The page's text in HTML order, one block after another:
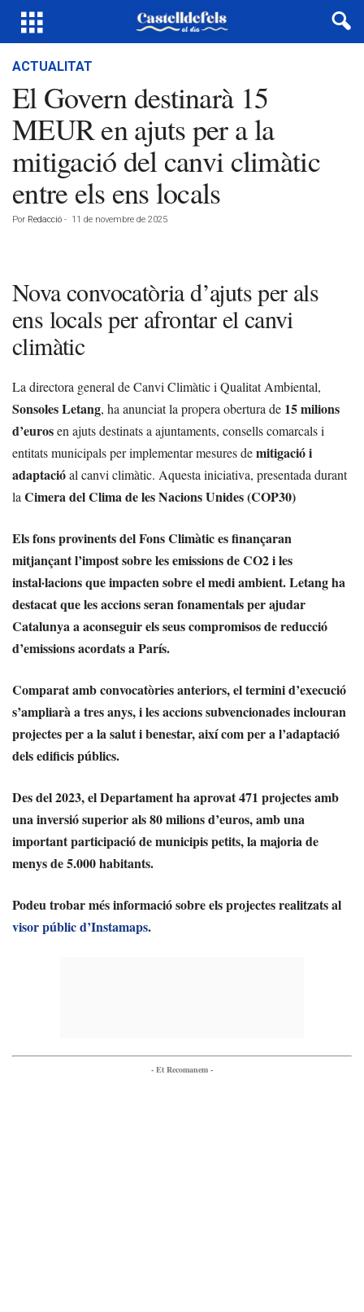
ACTUALITAT
El Govern destinarà 15
MEUR en ajuts per a la
mitigació del canvi climàtic
entre els ens locals
Por Redacció - 11 de novembre de 2025
Nova convocatòria d’ajuts per als
ens locals per afrontar el canvi
climàtic
La directora general de Canvi Climàtic i Qualitat Ambiental,
Sonsoles Letang, ha anunciat la propera obertura de 15 milions
d’eurosen ajuts destinats a ajuntaments, consells comarcals i
entitats municipals per implementar mesures demitigació i
adaptacióal canvi climàtic. Aquesta iniciativa, presentada durant
la Cimera del Clima de les Nacions Unides (COP30)
Els fons provinents delFons Climàtices finançaran
mitjançant l’impost sobre les emissions deCO2i les
instal·lacions que impacten sobre el medi ambient. Letang ha
destacat que les accions seran fonamentals per ajudar
Catalunya a aconseguir els seus compromisos de reducció
d’emissions acordats aParís.
Comparat amb convocatòries anteriors, el termini d’execució
s’ampliarà atres anys, i les accions subvencionades inclouran
projectes per a la salut i benestar, així com per a l’adaptació
dels edificis públics.
Des del 2023, el Departament ha aprovat471 projectesamb
una inversió superior als80 milions d’euros, amb una
important participació de municipis petits, la majoria de
menys de 5.000 habitants.
Podeu trobar més informació sobre els projectes realitzats al
visor públic d’Instamaps.
- Et Recomanem -